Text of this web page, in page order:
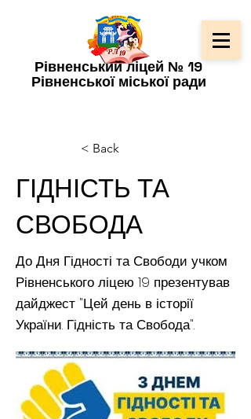
Рівненський ліцей № 19
Рівненської міської ради
< Back
ГІДНІСТЬ ТА
СВОБОДА
До Дня Гідності та Свободи учком
Рівненського ліцею 19 презентував
дайджест "Цей день в історії
України. Гідність та Свобода".